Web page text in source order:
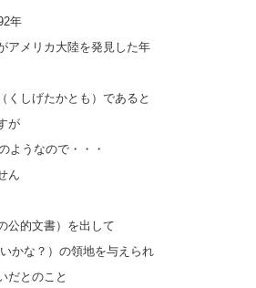
年
アメリカ大陸を発見した年
くしげたかとも）であると
が
ようなので・・・
ん
公的文書）を出して
かな？）の領地を与えられ
だとのこと